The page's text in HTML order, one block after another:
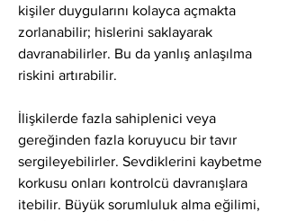
kişiler duygularını kolayca açmakta
zorlanabilir; hislerini saklayarak
davranabilirler. Bu da yanlış anlaşılma
riskini artırabilir.
İlişkilerde fazla sahiplenici veya
gereğinden fazla koruyucu bir tavır
sergileyebilirler. Sevdiklerini kaybetme
korkusu onları kontrolcü davranışlara
itebilir. Büyük sorumluluk alma eğilimi,